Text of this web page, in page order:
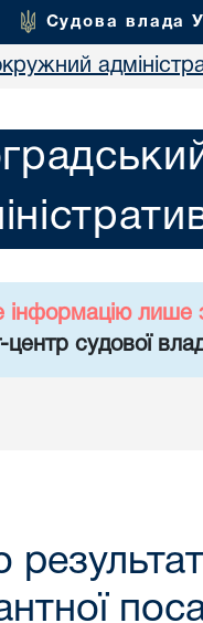
Судова влада
інформацію лише
судової